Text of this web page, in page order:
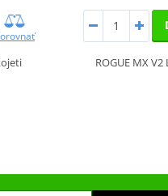
ROGUE MX